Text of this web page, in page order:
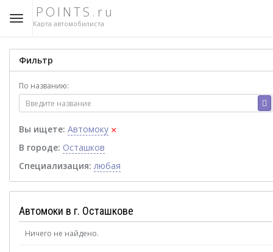
POINTS.ru
Карта автомобилиста
Фильтр
По названию:
Вы ищете: Автомоку ×
В городе: Осташков
Специализация: любая
Автомоки в г. Осташкове
Ничего не найдено.